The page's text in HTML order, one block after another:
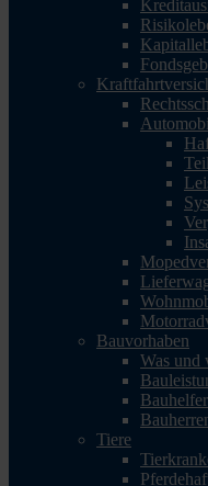
Bauvorhaben
Was und
Tiere